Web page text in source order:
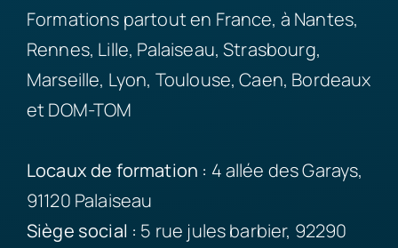
Formations partout en France, à Nantes,
Rennes, Lille, Palaiseau, Strasbourg,
Marseille, Lyon, Toulouse, Caen, Bordeaux
et DOM-TOM
Locaux de formation : 4 allée des Garays,
91120 Palaiseau
Siège social : 5 rue jules barbier, 92290